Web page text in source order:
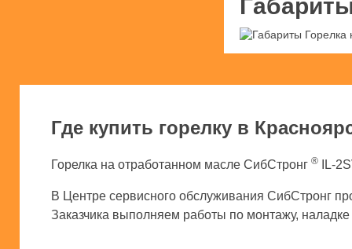
Где купить горелку в
Горелка на отработанном масле СибСтронг ® IL-
В Центре сервисного обслуживания СибСтронг
Заказчика выполняем работы по монтажу, наладке